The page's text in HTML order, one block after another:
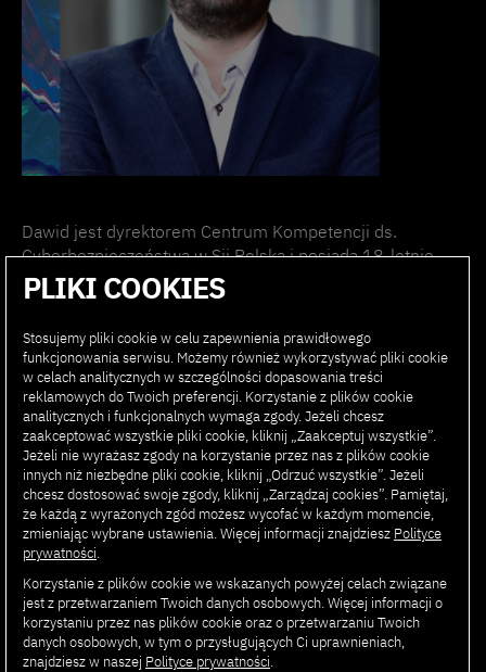
Dawid jest dyrektorem Centrum Kompetencji ds.
Cyberbezpieczeństwa w Sii Polska i posiada 18-letnie
doświadczenie w branży. Dzięki różnorodnemu
doświadczeniu zawodowemu, obejmującemu stanowiska
od programisty po specjalistę ds. bezpieczeństwa, Dawid
posiada kompleksową wiedzę na temat tworzenia
oprogramowania i bezpieczeństwa. Był pomysłodawcą
utworzenia Centrum Kompetencji ds.
Cyberbezpieczeństwa w Sii Polska, gdzie zgromadził
zespół ponad 180 specjalistów, którym kieruje. Dawid
nadzoruje realizację projektów dla globalnych i lokalnych
klientów z różnych sektorów, w tym bankowości i opieki
zdrowotnej. Jako doświadczony profesjonalista, Dawid
jest również oddanym pedagogiem, prowadzącym
komercyjne szkolenia z zakresu cyberbezpieczeństwa dla
specjalistów z branży.
PLIKI COOKIES
Stosujemy pliki cookie w celu zapewnienia prawidłowego
funkcjonowania serwisu. Możemy również wykorzystywać pliki cookie
w celach analitycznych w szczególności dopasowania treści
reklamowych do Twoich preferencji. Korzystanie z plików cookie
analitycznych i funkcjonalnych wymaga zgody. Jeżeli chcesz
zaakceptować wszystkie pliki cookie, kliknij „Zaakceptuj wszystkie”.
Jeżeli nie wyrażasz zgody na korzystanie przez nas z plików cookie
innych niż niezbędne pliki cookie, kliknij „Odrzuć wszystkie”. Jeżeli
chcesz dostosować swoje zgody, kliknij „Zarządzaj cookies”. Pamiętaj,
że każdą z wyrażonych zgód możesz wycofać w każdym momencie,
zmieniając wybrane ustawienia. Więcej informacji znajdziesz Polityce
prywatności.
Korzystanie z plików cookie we wskazanych powyżej celach związane
jest z przetwarzaniem Twoich danych osobowych. Więcej informacji o
korzystaniu przez nas plików cookie oraz o przetwarzaniu Twoich
danych osobowych, w tym o przysługujących Ci uprawnieniach,
znajdziesz w naszej Polityce prywatności.